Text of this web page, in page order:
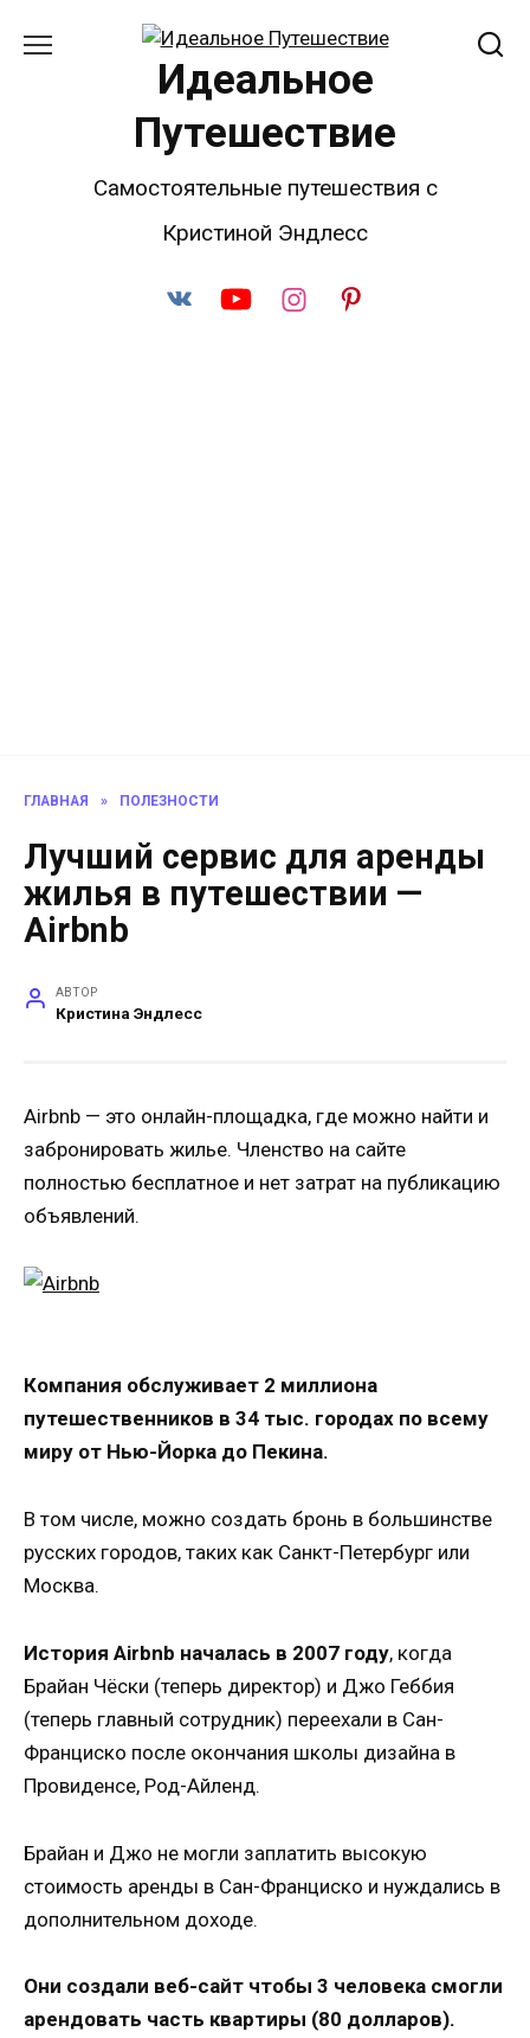
Идеальное
Путешествие
Самостоятельные путешествия с
Кристиной Эндлесс
ГЛАВНАЯ » ПОЛЕЗНОСТИ
Лучший сервис для аренды
жилья в путешествии —
Airbnb
АВТОР
Кристина Эндлесс
Airbnb — это онлайн-площадка, где можно найти и
забронировать жилье. Членство на сайте
полностью бесплатное и нет затрат на публикацию
объявлений.
Компания обслуживает 2 миллиона
путешественников в 34 тыс. городах по всему
миру от Нью-Йорка до Пекина.
В том числе, можно создать бронь в большинстве
русских городов, таких как Санкт-Петербург или
Москва.
История Airbnb началась в 2007 году, когда
Брайан Чёски (теперь директор) и Джо Геббия
(теперь главный сотрудник) переехали в Сан-
Франциско после окончания школы дизайна в
Провиденсе, Род-Айленд.
Брайан и Джо не могли заплатить высокую
стоимость аренды в Сан-Франциско и нуждались в
дополнительном доходе.
Они создали веб-сайт чтобы 3 человека смогли
арендовать часть квартиры (80 долларов).